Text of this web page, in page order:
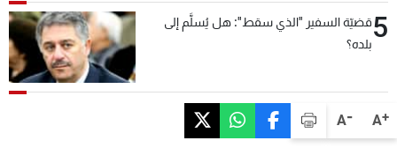
A+
A-
5قضيّة السفير "الذي سقط": هل يُسلَّم إلى
بلده؟